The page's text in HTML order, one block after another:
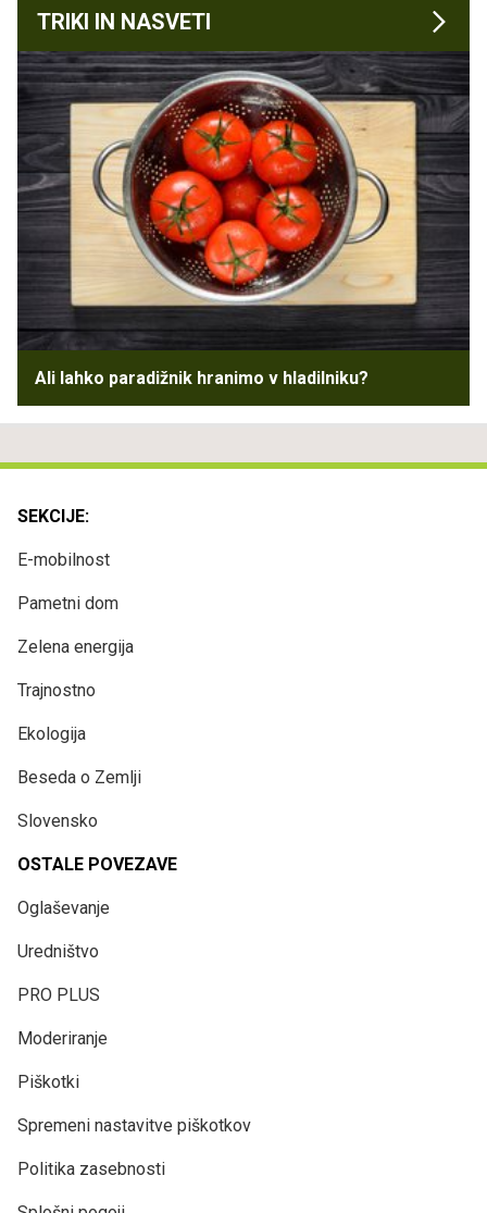
TRIKI IN NASVETI
Ali lahko paradižnik hranimo v hladilniku?
SEKCIJE:
E-mobilnost
Pametni dom
Zelena energija
Trajnostno
Ekologija
Beseda o Zemlji
Slovensko
OSTALE POVEZAVE
Oglaševanje
Uredništvo
PRO PLUS
Moderiranje
Piškotki
Spremeni nastavitve piškotkov
Politika zasebnosti